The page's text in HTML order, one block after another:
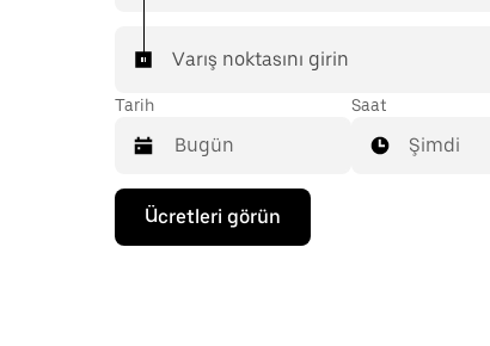
Varış noktasını girin
Tarih
Takvimle
etkileşime
geçmek
Saat
Şimdi
Ücretleri görün